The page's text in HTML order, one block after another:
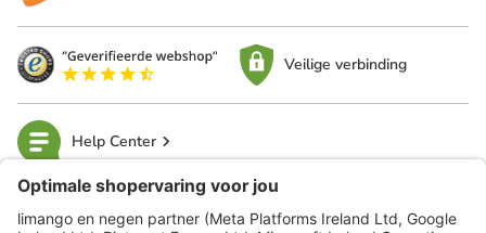
Veilige verbinding
Help Center
limango